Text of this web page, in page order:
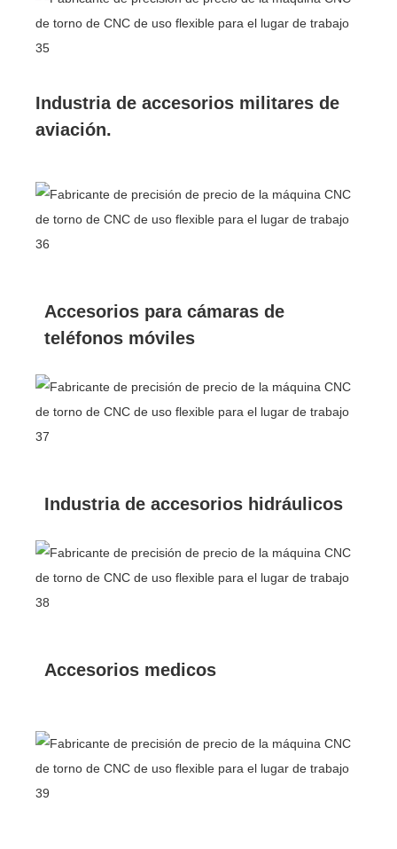
Industria de accesorios militares de
aviación.
Accesorios para cámaras de
teléfonos móviles
Industria de accesorios hidráulicos
Accesorios medicos